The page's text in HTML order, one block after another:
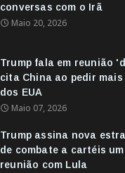
conversas com o Irã
Maio 20, 2026
Trump fala em reunião
cita China ao pedir
dos EUA
Maio 07, 2026
Trump assina nova
de combate a cartéis
reunião com Lula